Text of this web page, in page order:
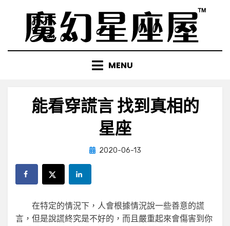
content
MENU
能看穿謊言 找到真相的
星座
by小編
Posted
2020-06-13
在特定的情況下，人會根據情況說一些善意的謊
言，但是說謊終究是不好的，而且嚴重起來會傷害到你